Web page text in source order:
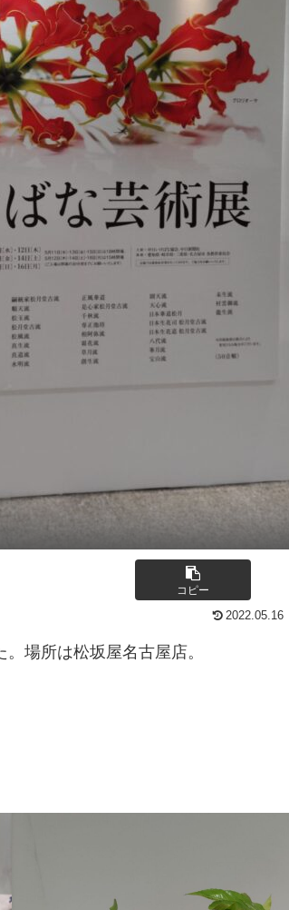
コピー
2022.05.16
場所は松坂屋名古屋店。